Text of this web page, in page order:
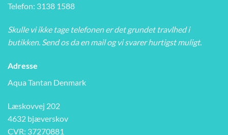
Telefon: 3138 1588
Skulle vi ikke tage telefonen er det grundet travlhed i
butikken. Send os da en mail og vi svarer hurtigst muligt.
Adresse
Aqua Tantan Denmark
Læskovvej 202
4632 bjæverskov
CVR: 37270881